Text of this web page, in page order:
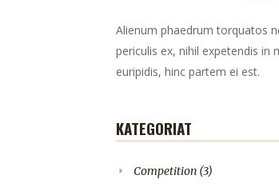
Alienum phaedrum torquatos
periculis ex, nihil expetendis in
euripidis, hinc partem ei est.
KATEGORIAT
Competition (3)